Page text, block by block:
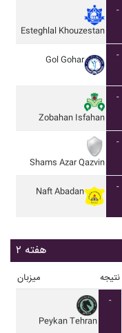
Esteghlal Khouzestan
-
Gol Gohar
-
Zobahan Isfahan
-
Shams Azar Qazvin
-
Naft Abadan
-
هفته ۲
میزبان نتیجه
Peykan Tehran
-